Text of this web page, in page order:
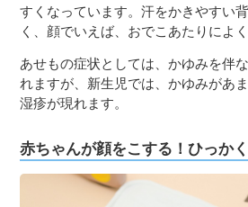
すくなっています。汗をかきやすい
く、顔でいえば、おでこあたりによく
あせもの症状としては、かゆみを伴
れますが、新生児では、かゆみがあ
湿疹が現れます。
赤ちゃんが顔をこする！ひっか